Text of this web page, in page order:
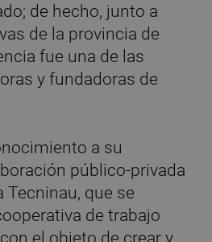
de hecho, junto a
de la provincia de
fue una de las
y fundadoras de
a su
público-privada
Tecninau, que se
de trabajo
el objeto de crear y